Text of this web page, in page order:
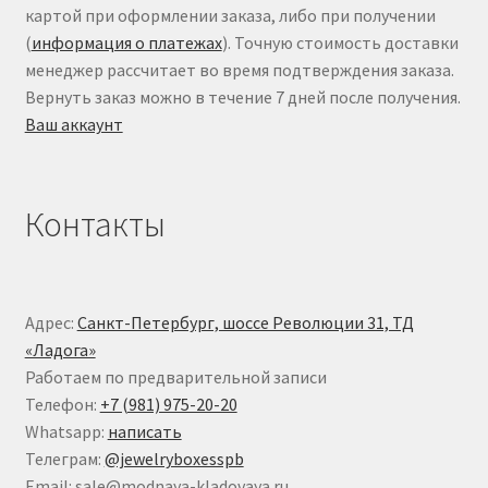
картой при оформлении заказа, либо при получении
(информация о платежах). Точную стоимость доставки
менеджер рассчитает во время подтверждения заказа.
Вернуть заказ можно в течение 7 дней после получения.
Ваш аккаунт
Контакты
Адрес: Санкт-Петербург, шоссе Революции 31, ТД
«Ладога»
Работаем по предварительной записи
Телефон: +7 (981) 975-20-20
Whatsapp: написать
Телеграм: @jewelryboxesspb